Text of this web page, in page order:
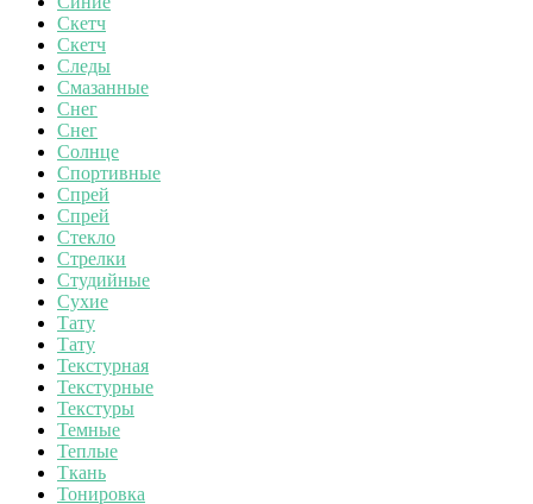
Скетч
Скетч
Следы
Смазанные
Снег
Снег
Солнце
Спортивные
Спрей
Спрей
Стекло
Стрелки
Студийные
Сухие
Тату
Тату
Текстурная
Текстурные
Текстуры
Темные
Теплые
Ткань
Тонировка